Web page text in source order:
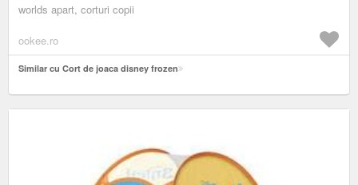
worlds apart, corturi copii
ookee.ro
Similar cu Cort de joaca disney frozen